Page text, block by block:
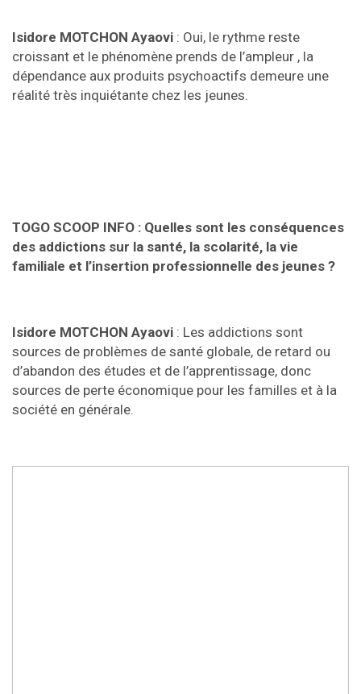
Isidore MOTCHON Ayaovi : Oui, le rythme reste
croissant et le phénomène prends de l’ampleur , la
dépendance aux produits psychoactifs demeure une
réalité très inquiétante chez les jeunes.
TOGO SCOOP INFO : Quelles sont les conséquences
des addictions sur la santé, la scolarité, la vie
familiale et l’insertion professionnelle des jeunes ?
Isidore MOTCHON Ayaovi : Les addictions sont
sources de problèmes de santé globale, de retard ou
d’abandon des études et de l’apprentissage, donc
sources de perte économique pour les familles et à la
société en générale.